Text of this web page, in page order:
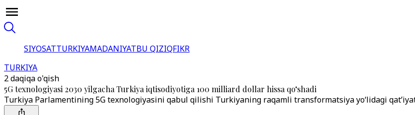
SIYOSATTURKIYAMADANIYATBU QIZIQFIKR
TURKIYA
2 daqiqa o'qish
5G texnologiyasi 2030 yilgacha Turkiya iqtisodiyotiga 100 milliard dollar hissa qo‘shadi
Turkiya Parlamentining 5G texnologiyasini qabul qilishi Turkiyaning raqamli transformatsiya yo‘lidagi